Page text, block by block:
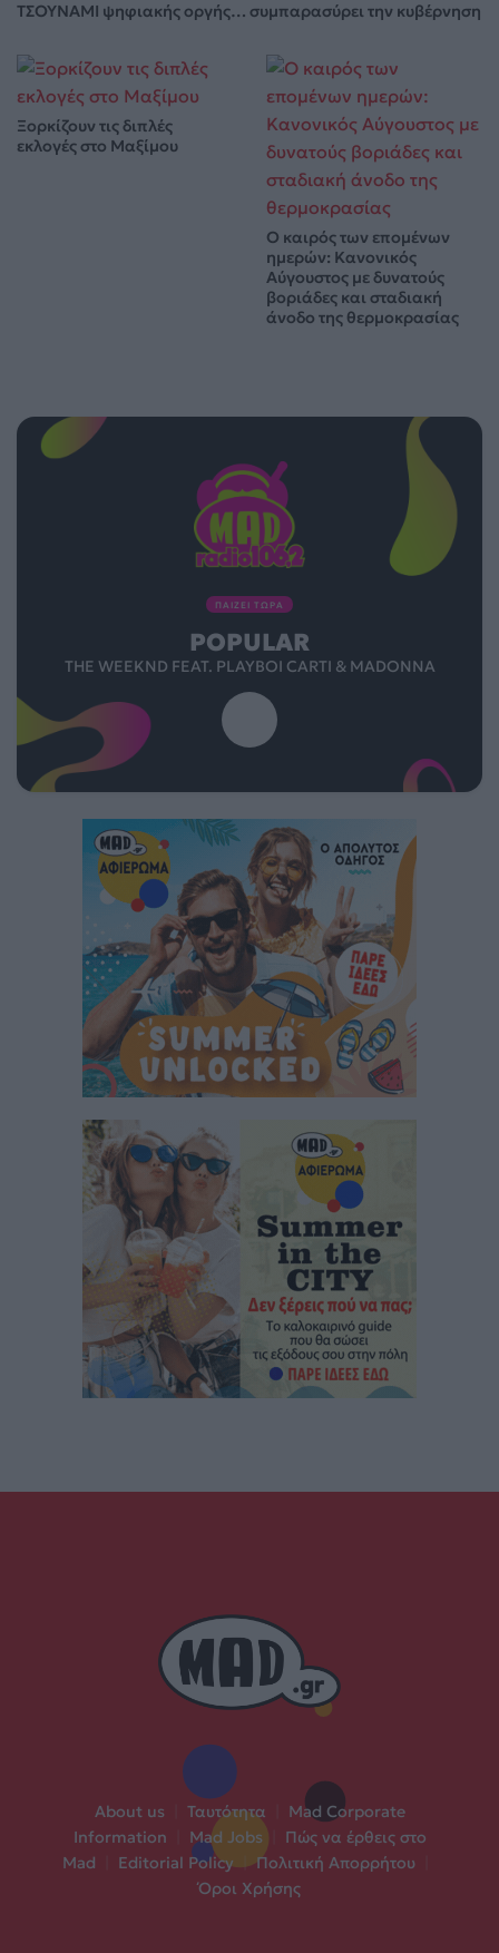
ΤΣΟΥΝΑΜΙ ψηφιακής οργής… συμπαρασύρει την κυβέρνηση
Ξορκίζουν τις διπλές
εκλογές στο Μαξίμου
Ο καιρός των επομένων
ημερών: Κανονικός
Αύγουστος με δυνατούς
βοριάδες και σταδιακή
άνοδο της θερμοκρασίας
ΠΑΙΖΕΙ ΤΩΡΑ
POPULAR
THE WEEKND FEAT. PLAYBOI CARTI & MADONNA
About us Ταυτότητα
Mad Corporate
Information
Mad Jobs
Πώς να έρθεις στο
Mad
Editorial Policy | Πολιτική Απορρήτου
Όροι Χρήσης